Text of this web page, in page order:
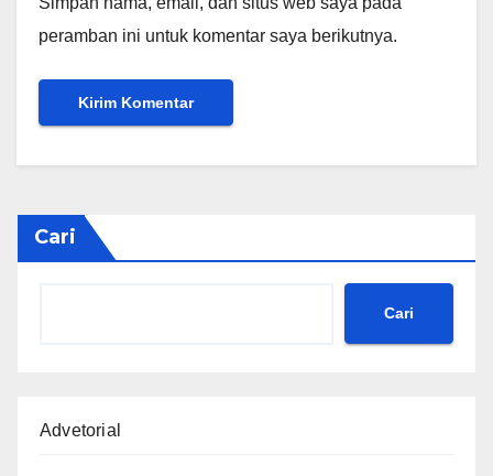
peramban ini untuk komentar saya berikutnya.
Cari
Cari
Advetorial